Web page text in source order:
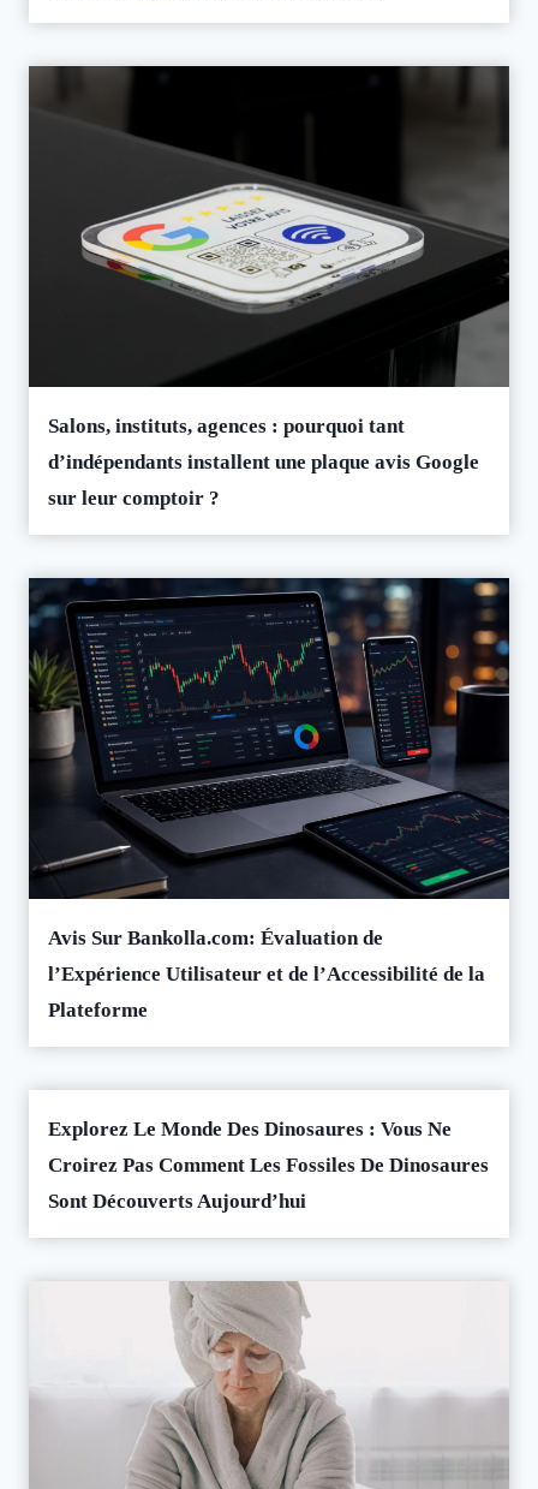
Salons, instituts, agences : pourquoi tant
d’indépendants installent une plaque avis Google
sur leur comptoir ?
Avis Sur Bankolla.com: Évaluation de
l’Expérience Utilisateur et de l’Accessibilité de la
Plateforme
Explorez Le Monde Des Dinosaures : Vous Ne
Croirez Pas Comment Les Fossiles De Dinosaures
Sont Découverts Aujourd’hui